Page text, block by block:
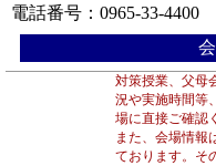
電話番号：0965-33-4400
対策授業、父母
況や実施時間等
場に直接ご確認
また、会場情報
ております。そ